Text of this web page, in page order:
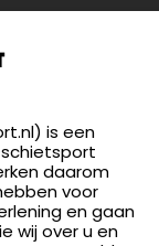
is een
schietsport
daarom
voor
en gaan
wij over u en